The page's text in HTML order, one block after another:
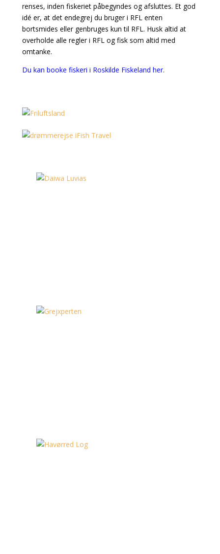
renses, inden fiskeriet påbegyndes og afsluttes. Et god
idé er, at det endegrej du bruger i RFL enten
bortsmides eller genbruges kun til RFL. Husk altid at
overholde alle regler i RFL og fisk som altid med
omtanke.
Du kan booke fiskeri i Roskilde Fiskeland her.